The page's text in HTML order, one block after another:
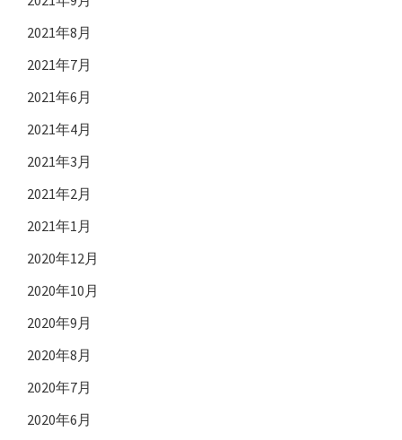
2021年8月
2021年7月
2021年6月
2021年4月
2021年3月
2021年2月
2021年1月
2020年12月
2020年10月
2020年9月
2020年8月
2020年7月
2020年6月